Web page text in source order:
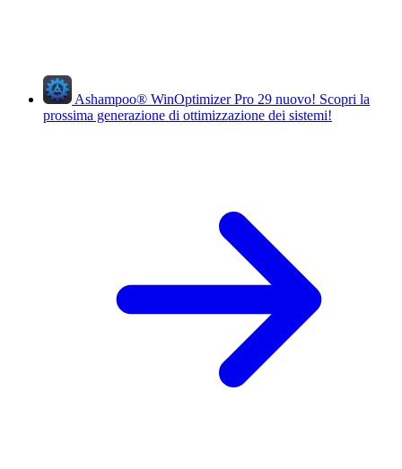
Ashampoo® WinOptimizer Pro 29 nuovo! Scopri la
prossima generazione di ottimizzazione dei sistemi!